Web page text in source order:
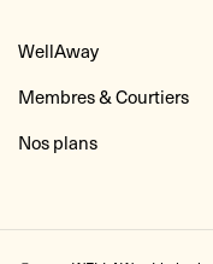
WellAway
Membres & Courtiers
Nos plans